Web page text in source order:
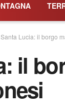
Santa Lucia: il borgo
il